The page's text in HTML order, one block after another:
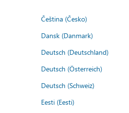
Čeština (Česko)
Dansk (Danmark)
Deutsch (Deutschland)
Deutsch (Österreich)
Deutsch (Schweiz)
Eesti (Eesti)